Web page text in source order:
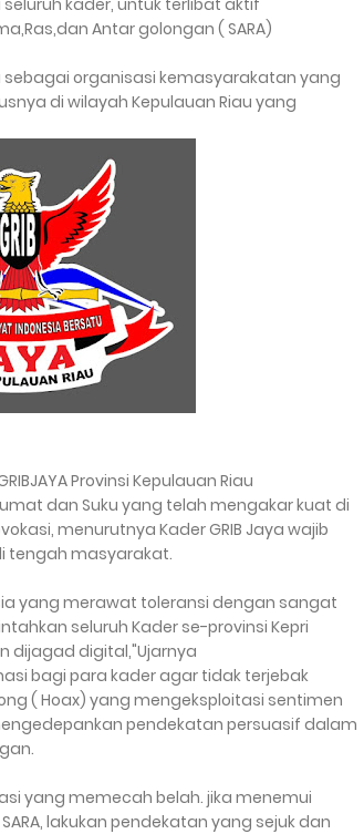
kader, untuk terlibat aktif
Antar golongan ( SARA)
sebagai organisasi kemasyarakatan yang
di wilayah Kepulauan Riau yang
Provinsi Kepulauan Riau
dan Suku yang telah mengakar kuat di
menurutnya Kader GRIB Jaya wajib
tengah masyarakat.
yang merawat toleransi dengan sangat
seluruh Kader se-provinsi Kepri
dijagad digital,"Ujarnya
bagi para kader agar tidak terjebak
( Hoax) yang mengeksploitasi sentimen
pendekatan persuasif dalam
yang memecah belah. jika menemui
lakukan pendekatan yang sejuk dan